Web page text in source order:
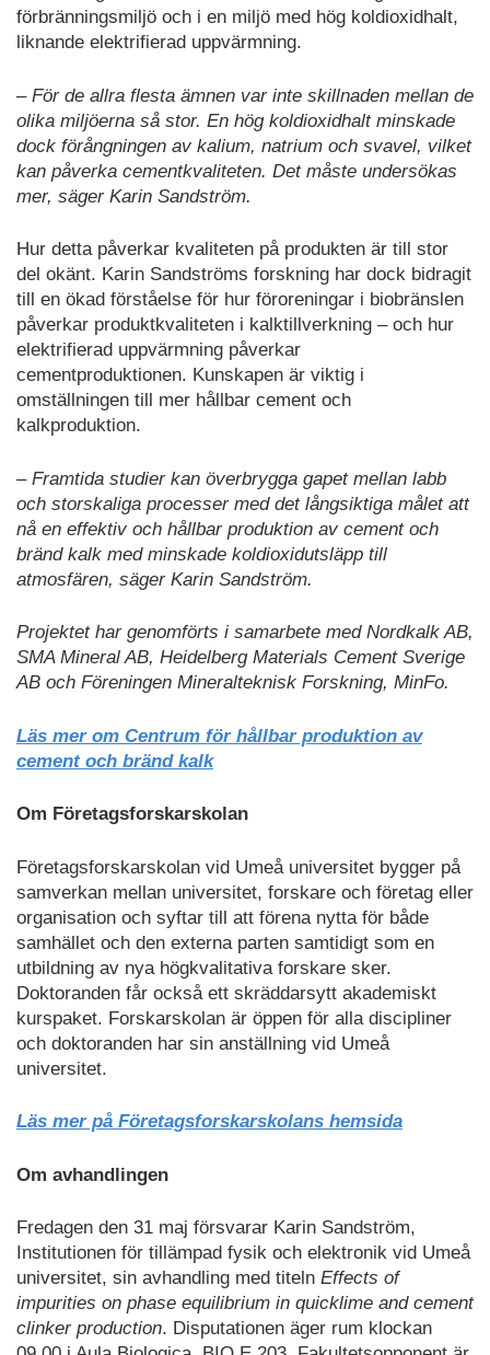
förbränningsmiljö och i en miljö med hög koldioxidhalt,
liknande elektrifierad uppvärmning.
– För de allra flesta ämnen var inte skillnaden mellan de
olika miljöerna så stor. En hög koldioxidhalt minskade
dock förångningen av kalium, natrium och svavel, vilket
kan påverka cementkvaliteten. Det måste undersökas
mer, säger Karin Sandström.
Hur detta påverkar kvaliteten på produkten är till stor
del okänt. Karin Sandströms forskning har dock bidragit
till en ökad förståelse för hur föroreningar i biobränslen
påverkar produktkvaliteten i kalktillverkning – och hur
elektrifierad uppvärmning påverkar
cementproduktionen. Kunskapen är viktig i
omställningen till mer hållbar cement och
kalkproduktion.
– Framtida studier kan överbrygga gapet mellan labb
och storskaliga processer med det långsiktiga målet att
nå en effektiv och hållbar produktion av cement och
bränd kalk med minskade koldioxidutsläpp till
atmosfären, säger Karin Sandström.
Projektet har genomförts i samarbete med Nordkalk AB,
SMA Mineral AB, Heidelberg Materials Cement Sverige
AB och Föreningen Mineralteknisk Forskning, MinFo.
Läs mer om Centrum för hållbar produktion av
cement och bränd kalk
Om Företagsforskarskolan
Företagsforskarskolan vid Umeå universitet bygger på
samverkan mellan universitet, forskare och företag eller
organisation och syftar till att förena nytta för både
samhället och den externa parten samtidigt som en
utbildning av nya högkvalitativa forskare sker.
Doktoranden får också ett skräddarsytt akademiskt
kurspaket. Forskarskolan är öppen för alla discipliner
och doktoranden har sin anställning vid Umeå
universitet.
Läs mer på Företagsforskarskolans hemsida
Om avhandlingen
Fredagen den 31 maj försvarar Karin Sandström,
Institutionen för tillämpad fysik och elektronik vid Umeå
universitet, sin avhandling med titeln Effects of
impurities on phase equilibrium in quicklime and cement
clinker production. Disputationen äger rum klockan